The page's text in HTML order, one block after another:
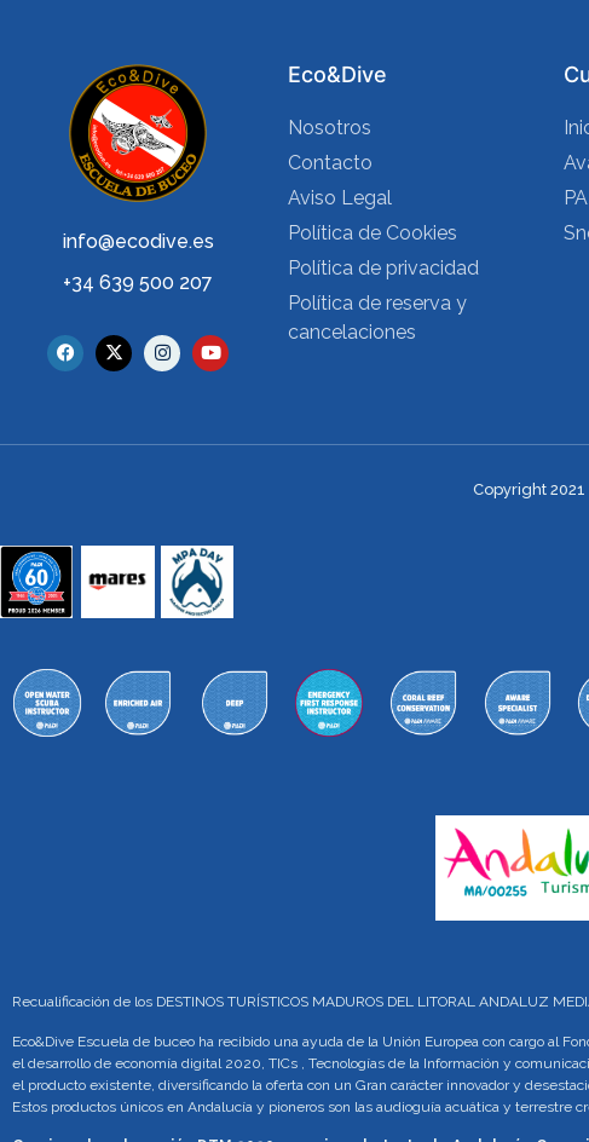
info@ecodive.es
+34 639 500 207
Eco&Dive
Nosotros
Contacto
Aviso Legal
Política de Cookies
Política de privacidad
Política de reserva y
cancelaciones
Copyright
Recualificación de los DESTINOS TURÍSTICOS MADUROS DEL LITORAL ANDALUZ
Eco&Dive Escuela de buceo ha recibido una ayuda de la Unión Europea con cargo al
el desarrollo de economía digital 2020, TICs , Tecnologías de la Información y
el producto existente, diversificando la oferta con un Gran carácter innovador y
Estos productos únicos en Andalucía y pioneros son las audioguía acuática y terrestre